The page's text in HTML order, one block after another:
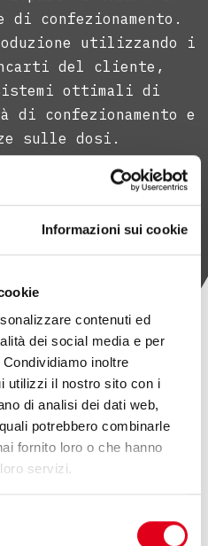
Informazioni sui cookie
contenuti ed
dei social media e per
inoltre
utilizzi il nostro sito con i
di analisi dei dati web,
potrebbero combinarle
fornito loro o che hanno
servizi.
confezionamento.
utilizzando i
del cliente,
ottimali di
confezionamento e
sulle dosi.
OMAG LAB